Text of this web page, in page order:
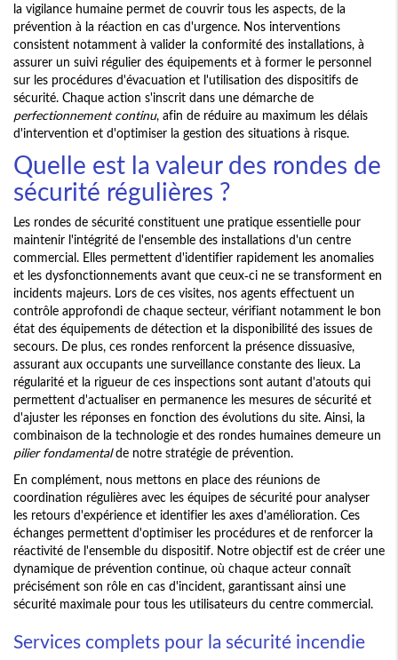
la vigilance humaine permet de couvrir tous les aspects, de la
prévention à la réaction en cas d'urgence. Nos interventions
consistent notamment à valider la conformité des installations, à
assurer un suivi régulier des équipements et à former le personnel
sur les procédures d'évacuation et l'utilisation des dispositifs de
sécurité. Chaque action s'inscrit dans une démarche de
perfectionnement continu, afin de réduire au maximum les délais
d'intervention et d'optimiser la gestion des situations à risque.
Quelle est la valeur des rondes de
sécurité régulières ?
Les rondes de sécurité constituent une pratique essentielle pour
maintenir l'intégrité de l'ensemble des installations d'un centre
commercial. Elles permettent d'identifier rapidement les anomalies
et les dysfonctionnements avant que ceux-ci ne se transforment en
incidents majeurs. Lors de ces visites, nos agents effectuent un
contrôle approfondi de chaque secteur, vérifiant notamment le bon
état des équipements de détection et la disponibilité des issues de
secours. De plus, ces rondes renforcent la présence dissuasive,
assurant aux occupants une surveillance constante des lieux. La
régularité et la rigueur de ces inspections sont autant d'atouts qui
permettent d'actualiser en permanence les mesures de sécurité et
d'ajuster les réponses en fonction des évolutions du site. Ainsi, la
combinaison de la technologie et des rondes humaines demeure un
pilier fondamentalde notre stratégie de prévention.
En complément, nous mettons en place des réunions de
coordination régulières avec les équipes de sécurité pour analyser
les retours d'expérience et identifier les axes d'amélioration. Ces
échanges permettent d'optimiser les procédures et de renforcer la
réactivité de l'ensemble du dispositif. Notre objectif est de créer une
dynamique de prévention continue, où chaque acteur connaît
précisément son rôle en cas d'incident, garantissant ainsi une
sécurité maximale pour tous les utilisateurs du centre commercial.
Services complets pour la sécurité incendie